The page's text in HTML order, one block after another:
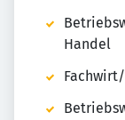
Handel